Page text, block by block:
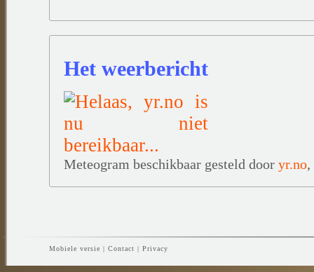
Het weerbericht
Meteogram beschikbaar gesteld door yr.no,
Mobiele versie | Contact | Privacy